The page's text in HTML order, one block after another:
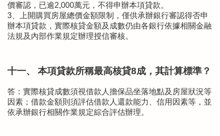
價審認，已逾2,000萬元，不得申辦本項貸款。
3、上開購買房屋總價金額限制，僅供承辦銀行審認得否申
辦本項貸款，實際核貸金額及成數仍由各銀行依據相關金融
法規及內部作業規定辦理授信審核。
十一、 本項貸款所稱最高核貸8成，其計算標準？
答：實際核貸成數須視借款人擔保品坐落地點及房屋狀況等
因素；借款金額則須評估借款人還款能力、信用因素等，並
依承辦銀行相關作業規定綜合評估辦理。